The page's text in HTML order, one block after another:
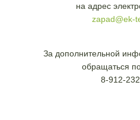
на адрес
zapad@ek-
За дополнительной
обращаться
8-912-